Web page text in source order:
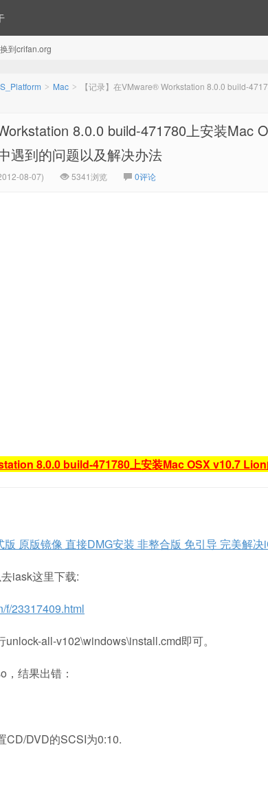
到crifan.org
> Mac >
【记录】在VMware® Workstation 8.0.0 build-
8.0.0 build-471780上安装Mac
遇到的问题以及解决办法
08-07) 5341浏览 0评论
8.0.0 build-471780上安装Mac OSX v10.7 Lion
原版镜像 直接DMG安装 非整合版 免引导 完美解决
iask这里下载:
f/23317409.html
all-v102\windows\install.cmd即可。
结果出错：
CD/DVD的SCSI为0:10.